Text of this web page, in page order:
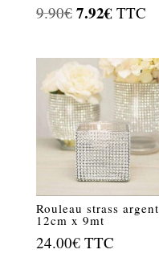
9.90€ Le
initial
était :
9.90€.
7.92€Le
actuel
est :
7.92€.
TTC
Rouleau strass argent
12cm x 9mt
24.00€ TTC